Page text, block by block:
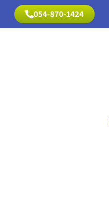
054-870-1424
054-870-1424